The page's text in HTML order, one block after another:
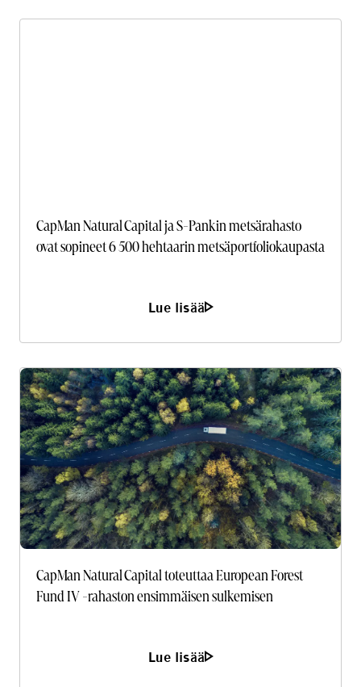
CapMan Natural Capital ja S-Pankin metsärahasto
ovat sopineet 6 500 hehtaarin metsäportfoliokaupasta
Lue lisää
CapMan Natural Capital toteuttaa European Forest
Fund IV -rahaston ensimmäisen sulkemisen
Lue lisää